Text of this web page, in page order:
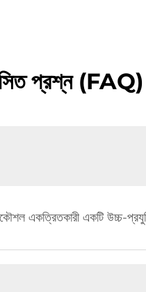
প্রশ্ন (FAQ)
একত্রিতকারী একটি উচ্চ-